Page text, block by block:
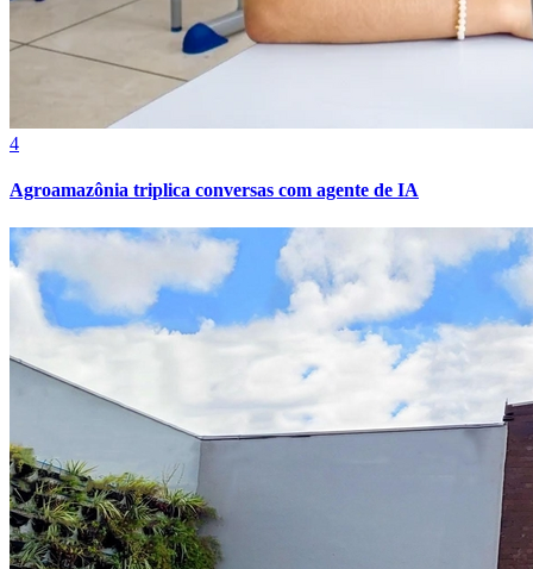
Internacional
4
Agroamazônia triplica conversas com agente de IA